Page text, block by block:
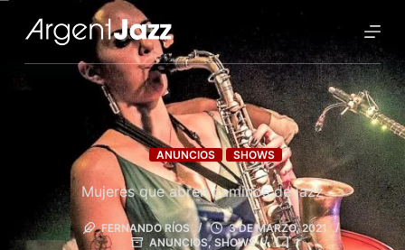
ANUNCIOS SHOWS
Mujeres que abren caminos de jazz
FERNANDO RÍOS
3 DE MARZO, 2021
ANUNCIOS,SHOWS 1